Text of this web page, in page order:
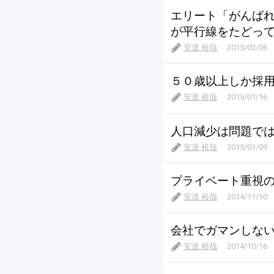
エリート「がんば
が平行線をたどっ
安達 裕哉 2015/02/06
５０歳以上しか採
安達 裕哉 2015/01/16
人口減少は問題で
安達 裕哉 2015/01/09
プライベート重視
安達 裕哉 2014/11/30
会社でガマンしな
安達 裕哉 2014/10/16